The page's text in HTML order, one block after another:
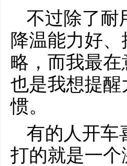
不过除了耐
降温能力好
略，而我最
也是我想提
惯。
有的人开车
打的就是一